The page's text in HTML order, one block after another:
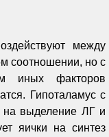
между
соотношении, но с
иных факторов
Гипоталамус с
на выделение ЛГ и
яички на синтез